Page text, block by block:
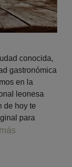
conocida,
gastronómica
en la
leonesa
de hoy te
para